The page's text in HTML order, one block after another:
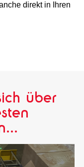
direkt in Ihren
über